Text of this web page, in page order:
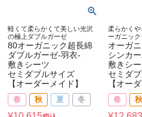
軽くて柔らかくて美しい光沢
の極上ダブルガーゼ
80オーガニック超長綿
ダブルガーゼ-羽衣-
敷きシーツ
セミダブルサイズ
【オーダーメイド】
春 秋 夏 冬
柔らかく
ーガニッ
オーガ
シンカ
敷きシ
セミダ
【オー
春 秋